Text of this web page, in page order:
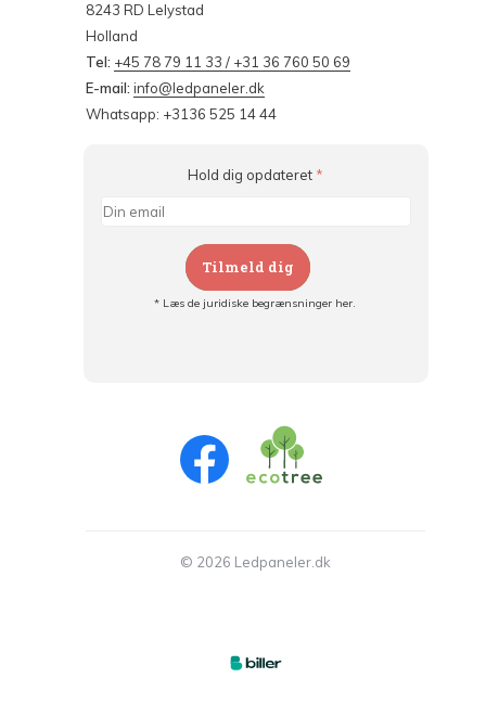
8243 RD Lelystad
Holland
Tel: +45 78 79 11 33 / +31 36 760 50 69
E-mail: info@ledpaneler.dk
Whatsapp: +3136 525 14 44
Hold dig opdateret *
Tilmeld dig
* Læs de juridiske begrænsninger her.
© 2026 Ledpaneler.dk